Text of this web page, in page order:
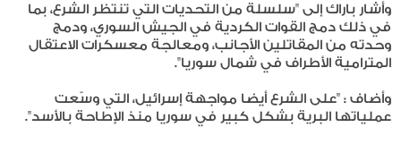
وأشار باراك إلى "سلسلة من التحديات التي تنتظر الشرع، بما
في ذلك دمج القوات الكردية في الجيش السوري، ودمج
وحدته من المقاتلين الأجانب، ومعالجة معسكرات الاعتقال
المترامية الأطراف في شمال سوريا".
وأضاف : "على الشرع أيضا مواجهة إسرائيل، التي وسّعت
عملياتها البرية بشكل كبير في سوريا منذ الإطاحة بالأسد".